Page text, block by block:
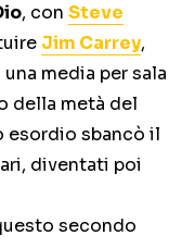
, con Steve
Jim Carrey,
una media per sala
della metà del
esordio sbancò il
diventati poi
secondo